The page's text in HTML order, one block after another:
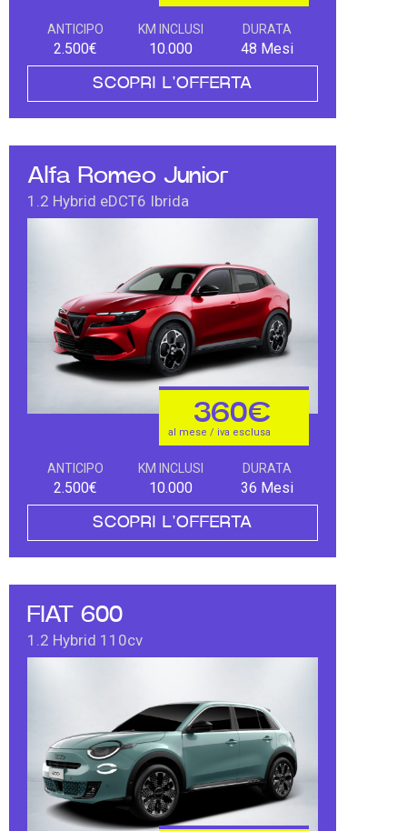
ANTICIPO
2.500€
KM INCLUSI
10.000
DURATA
48 Mesi
SCOPRI L'OFFERTA
Alfa Romeo Junior
1.2 Hybrid eDCT6 Ibrida
360€
al mese / iva esclusa
ANTICIPO
2.500€
KM INCLUSI
10.000
DURATA
36 Mesi
SCOPRI L'OFFERTA
FIAT 600
1.2 Hybrid 110cv